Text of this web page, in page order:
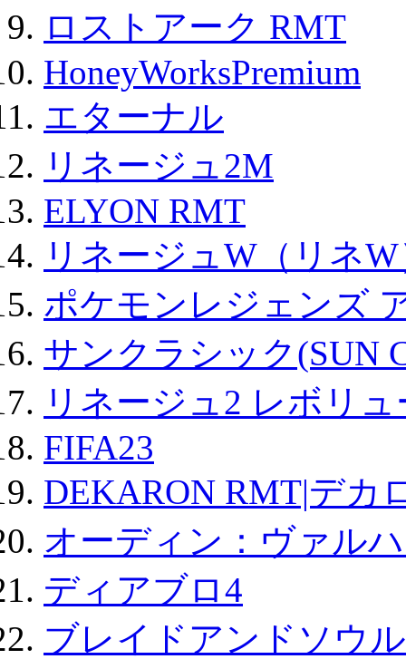
ロストアーク RMT
HoneyWorksPremium
エターナル
リネージュ2M
ELYON RMT
リネージュW（リネ
ポケモンレジェンズ
サンクラシック(SUN
リネージュ2 レボリ
FIFA23
DEKARON RMT|デカ
オーディン：ヴァル
ディアブロ4
ブレイドアンドソウ